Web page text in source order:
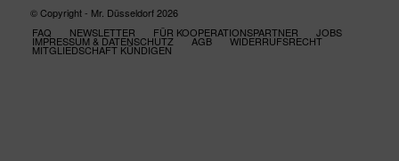
© Copyright - Mr. Düsseldorf 2026
FAQ
NEWSLETTER FÜR KOOPERATIONSPARTNER JOBS
IMPRESSUM & DATENSCHUTZ AGB WIDERRUFSRECHT
MITGLIEDSCHAFT KÜNDIGEN